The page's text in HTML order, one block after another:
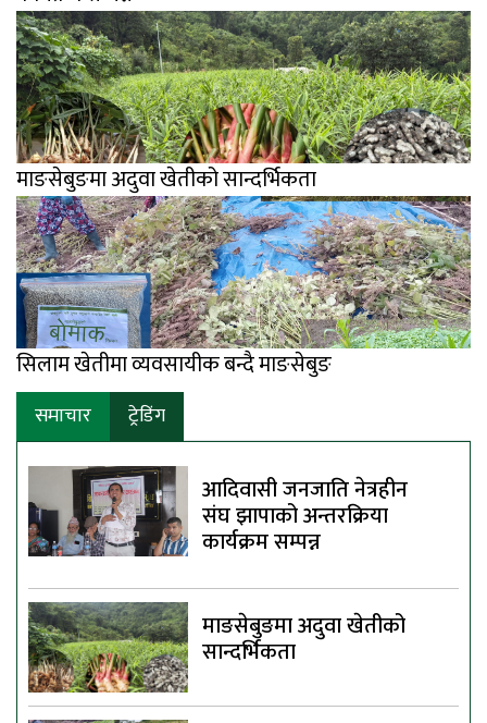
माङसेबुङमा अदुवा खेतीको सान्दर्भिकता
सिलाम खेतीमा व्यवसायीक बन्दै माङसेबुङ
समाचार ट्रेडिंग
आदिवासी जनजाति नेत्रहीन
संघ झापाको अन्तरक्रिया
कार्यक्रम सम्पन्न
माङसेबुङमा अदुवा खेतीको
सान्दर्भिकता